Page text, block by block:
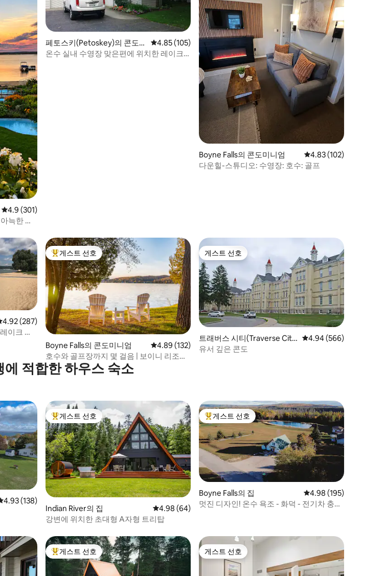
평점 4.9점(5점 만점), 후기 301개
4.9 (301)
늑한 호
페토스키(Petoskey)의 콘도미
니엄
평점 4.85점(5점 만점), 후기 105개
4.85 (105)
온수 실내 수영장 맞은편에 위치한 레이크
Boyne Falls의 콘도미니엄 평점 4.83점(5점 만점),
4.83 (102)
다운힐-스튜디오: 수영장: 호수: 골프
점 4.92점(5점 만점), 후기 287개
4.92 (287)
이크 샤
상위 게스트 선호
게스트 선호
Boyne Falls의 콘도미니엄 평점 4.89점(5점 만점), 후기 132개
4.89 (132)
호수와 골프장까지 몇 걸음 | 보이니 리조트 |
반려견 동반 가능
게스트 선호
게스트 선호
트래버스 시티(Traverse Cit
y)의 콘도미니엄
평점 4.94점(5점 만점),
4.94 (566)
유서 깊은 콘도
에 적합한 하우스 숙소
점 4.93점(5점 만점), 후기 138개
4.93 (138)
상위 게스트 선호
게스트 선호
Indian River의 집 평점 4.98점(5점 만점), 후기 64개
4.98 (64)
강변에 위치한 초대형 A자형 트리탑
상위 게스트 선호
게스트 선호
Boyne Falls의 집 평점 4.98점(5점 만점),
4.98 (195)
멋진 디자인! 온수 욕조 - 화덕 - 전기차 충전
상위 게스트 선호
게스트 선호 게스트 선호
게스트 선호